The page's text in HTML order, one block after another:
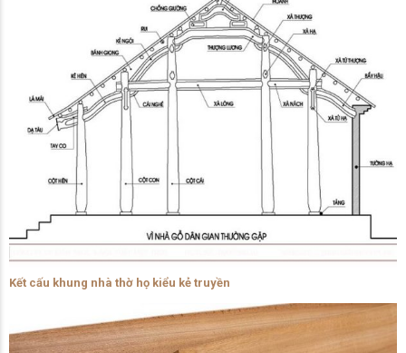
Kết cấu khung nhà thờ họ kiểu kẻ truyền